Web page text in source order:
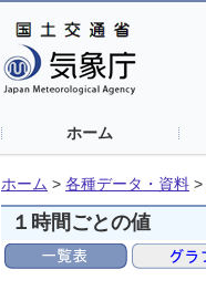
ホーム
ホーム > 各種データ・資料 >
１時間ごとの値